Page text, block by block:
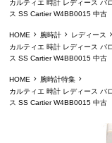
カルティエ 時計 レディース バ
ス SS Cartier W4BB0015 中古
HOME 腕時計 レディース
カルティエ 時計 レディース バ
ス SS Cartier W4BB0015 中古
HOME
腕時計特集
カルティエ 時計 レディース バ
ス SS Cartier W4BB0015 中古